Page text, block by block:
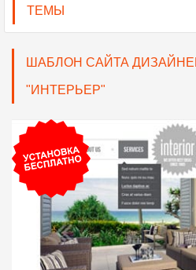
ТЕМЫ
ШАБЛОН САЙТА
"ИНТЕРЬЕР"